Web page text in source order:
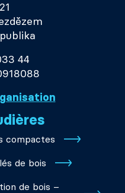
44
compactes
de bois
de bois –